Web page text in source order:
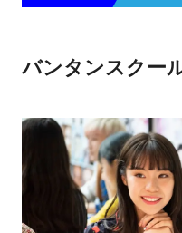
バンタンスクー